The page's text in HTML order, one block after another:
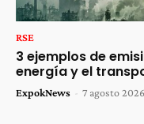
RSE
3 ejemplos de
energía y el
ExpokNews - 7 agosto 2026